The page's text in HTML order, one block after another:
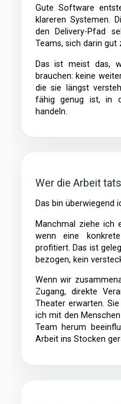
Gute Software entsteht durch fähige Teams in
klareren Systemen.
den Delivery-Pfad
Teams, sich darin gut
Das ist meist das, was CTOs am dringendsten
brauchen: keine
die sie längst
fähig genug ist, in
handeln.
Wer die Arbeit
Das bin überwiegend
Manchmal ziehe ich eine vertraute Person hinzu,
wenn eine
profitiert. Das ist
bezogen, kein
Wenn wir zusammenarbeiten, sollten Sie direkten
Zugang, direkte
Theater erwarten.
ich mit den
Team herum
Arbeit ins Stocken